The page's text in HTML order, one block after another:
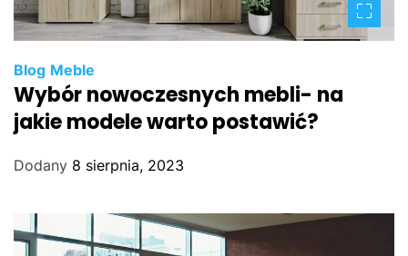
Blog Meble
Wybór nowoczesnych mebli- na
jakie modele warto postawić?
Dodany 8 sierpnia, 2023